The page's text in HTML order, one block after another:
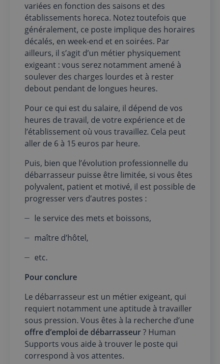
variées en fonction des saisons et des
établissements horeca. Notez toutefois que
généralement, ce poste implique des horaires
décalés, en week-end et en soirées. Par
ailleurs, il s’agit d’un métier physiquement
exigeant : vous serez notamment amené à
soulever des charges lourdes et à rester
debout pendant de longues heures.
Pour ce qui est du salaire, il dépend de vos
heures de travail, de votre expérience et de
l’établissement où vous travaillez. Cela peut
aller de 6 à 15 euros par heure.
Puis, bien que l’évolution professionnelle du
débarrasseur puisse être limitée, si vous êtes
polyvalent, patient et motivé, il est possible de
progresser vers d’autres postes :
le service des mets et boissons,
maître d’hôtel,
etc.
Pour conclure
Le débarrasseur est un métier exigeant, qui
requiert notamment une aptitude à travailler
sous pression. Vous êtes à la recherche d’une
offre d’emploi de débarrasseur? Human
Supports vous aide à trouver le poste qui
correspond à vos attentes.